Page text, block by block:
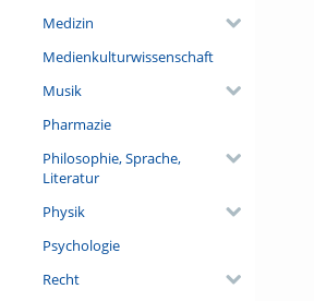
Medizin
Medienkulturwissenschaft
Musik
Pharmazie
Philosophie, Sprache,
Literatur
Physik
Psychologie
Recht